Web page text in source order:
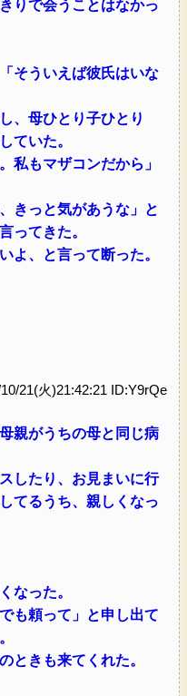
りで会うことはなかっ
そういえば彼氏はいな
、母ひとり子ひとり
ていた。
私もマザコンだから」
きっと気があうな」と
ってきた。
よ、と言って断った。
21(火)21:42:21 ID:Y9rQe
親がうちの母と同じ病
したり、お見まいに行
てるうち、親しくなっ
なった。
も頼って」と申し出て
ときも来てくれた。